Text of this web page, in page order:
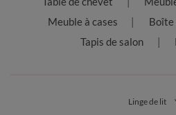
Meuble à cases
Boîte
Tapis de salon
Linge de lit